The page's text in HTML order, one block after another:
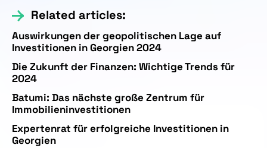
Related articles:
Auswirkungen der geopolitischen Lage auf
Investitionen in Georgien 2024
Die Zukunft der Finanzen: Wichtige Trends für
2024
Batumi: Das nächste große Zentrum für
Immobilieninvestitionen
Expertenrat für erfolgreiche Investitionen in
Georgien